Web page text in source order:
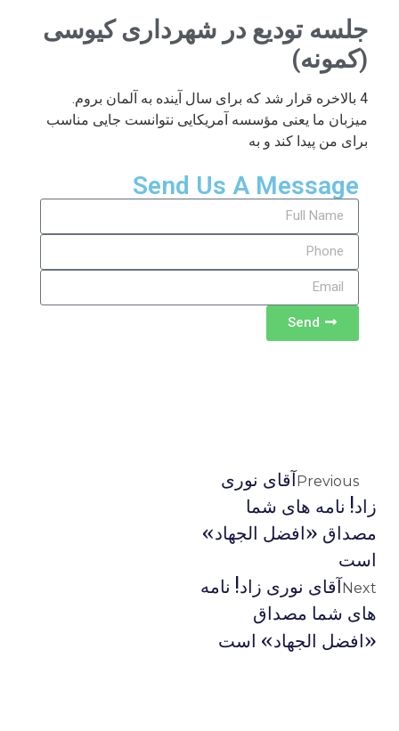
جلسه تودیع در شهرداری کیوسی
(کمونه)
4 بالاخره قرار شد که برای سال آینده به آلمان بروم.
میزبان ما یعنی مؤسسه آمریکایی نتوانست جایی مناسب
برای من پیدا کند و به
Send Us A Message
Send
Previousآقای نوری
زاد! نامه های شما
مصداق «افضل الجهاد»
است
Nextآقای نوری زاد! نامه
های شما مصداق
«افضل الجهاد» است